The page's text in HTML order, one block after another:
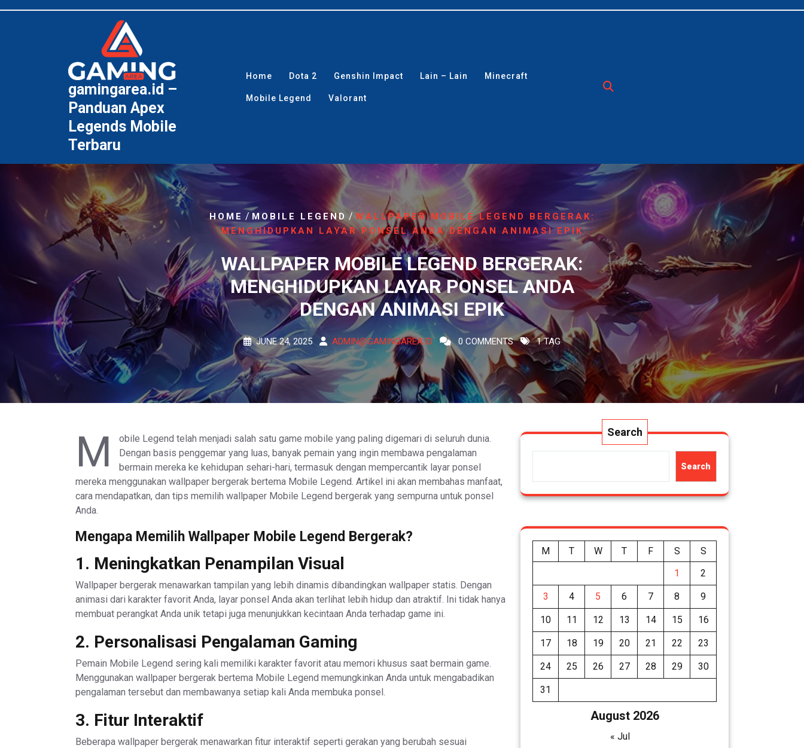
gamingarea.id –
Panduan Apex
Legends Mobile
Terbaru
Home Dota 2 Genshin Impact Lain – Lain Minecraft
Mobile Legend Valorant
HOME / MOBILE LEGEND / WALLPAPER MOBILE LEGEND BERGERAK:
MENGHIDUPKAN LAYAR PONSEL ANDA DENGAN ANIMASI EPIK
WALLPAPER MOBILE LEGEND BERGERAK:
MENGHIDUPKAN LAYAR PONSEL ANDA
DENGAN ANIMASI EPIK
JUNE 24, 2025 ADMIN@GAMINGAREA.ID 0 COMMENTS 1 TAG
M
obile Legend telah menjadi salah satu game mobile yang paling digemari di seluruh dunia.
Dengan basis penggemar yang luas, banyak pemain yang ingin membawa pengalaman
bermain mereka ke kehidupan sehari-hari, termasuk dengan mempercantik layar ponsel
mereka menggunakan wallpaper bergerak bertema Mobile Legend. Artikel ini akan membahas manfaat,
cara mendapatkan, dan tips memilih wallpaper Mobile Legend bergerak yang sempurna untuk ponsel
Anda.
Mengapa Memilih Wallpaper Mobile Legend Bergerak?
1. Meningkatkan Penampilan Visual
Wallpaper bergerak menawarkan tampilan yang lebih dinamis dibandingkan wallpaper statis. Dengan
animasi dari karakter favorit Anda, layar ponsel Anda akan terlihat lebih hidup dan atraktif. Ini tidak hanya
membuat perangkat Anda unik tetapi juga menunjukkan kecintaan Anda terhadap game ini.
2. Personalisasi Pengalaman Gaming
Pemain Mobile Legend sering kali memiliki karakter favorit atau memori khusus saat bermain game.
Menggunakan wallpaper bergerak bertema Mobile Legend memungkinkan Anda untuk mengabadikan
pengalaman tersebut dan membawanya setiap kali Anda membuka ponsel.
3. Fitur Interaktif
Beberapa wallpaper bergerak menawarkan fitur interaktif seperti gerakan yang berubah sesuai
Search
Search
August 2026
M T W T F S
S
1
2
3 4 5 6 7 8 9
10 11 12 13 14 15 16
17 18 19 20 21 22 23
24 25 26 27 28 29 30
31
« Jul